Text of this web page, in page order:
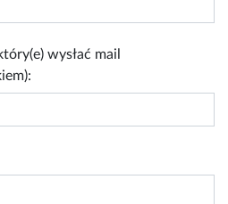
wysłać mail